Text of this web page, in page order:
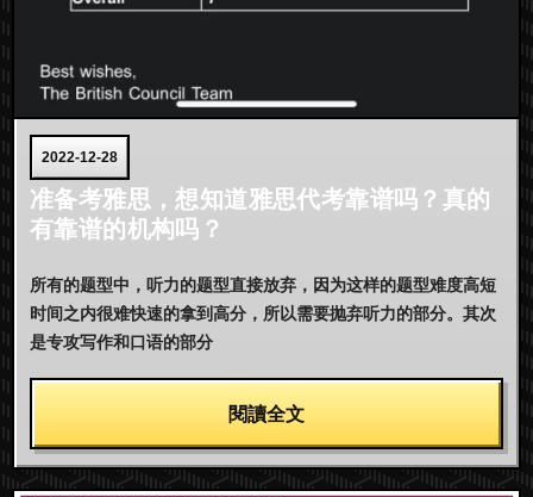
2022-12-28
准备考雅思，想知道雅思代考靠谱吗？真的
有靠谱的机构吗？
所有的题型中，听力的题型直接放弃，因为这样的题型难度高短
时间之内很难快速的拿到高分，所以需要抛弃听力的部分。其次
是专攻写作和口语的部分
閱讀全文